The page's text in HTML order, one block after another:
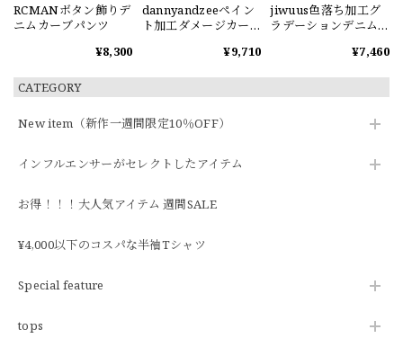
CATEGORY
New item（新作一週間限定10％OFF）
インフルエンサーがセレクトしたアイテム
お得！！！大人気アイテム 週間SALE
¥4,000以下のコスパな半袖Tシャツ
Special feature
tops
RCMANボタン飾りデ
ニムカーブパンツ
¥8,300
dannyandzeeペイン
ト加工ダメージカー
¥9,710
jiwuus色落ち加工グ
ラデーションデニム
¥7,460